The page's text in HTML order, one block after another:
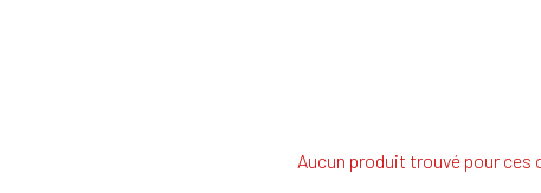
Aucun produit trouvé pour ces